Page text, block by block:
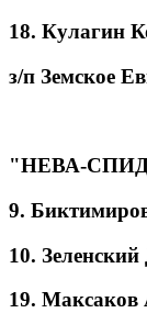
18. Кулагин
з/п Земское
"НЕВА-
9.
10.
19. Максаков